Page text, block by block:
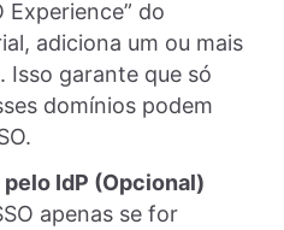
Experience” do
adiciona um ou mais
Isso garante que só
domínios podem
IdP (Opcional)
apenas se for